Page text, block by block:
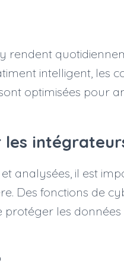
rendent
intelligent, les
optimisées pour
analysées, il est
Des fonctions de
les